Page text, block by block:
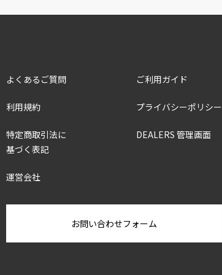
よくあるご質問 ご利用ガイド
利用規約 プライバシーポリシー
特定商取引法に
基づく表記
DEALERS 管理画面
運営会社
お問い合わせフォーム